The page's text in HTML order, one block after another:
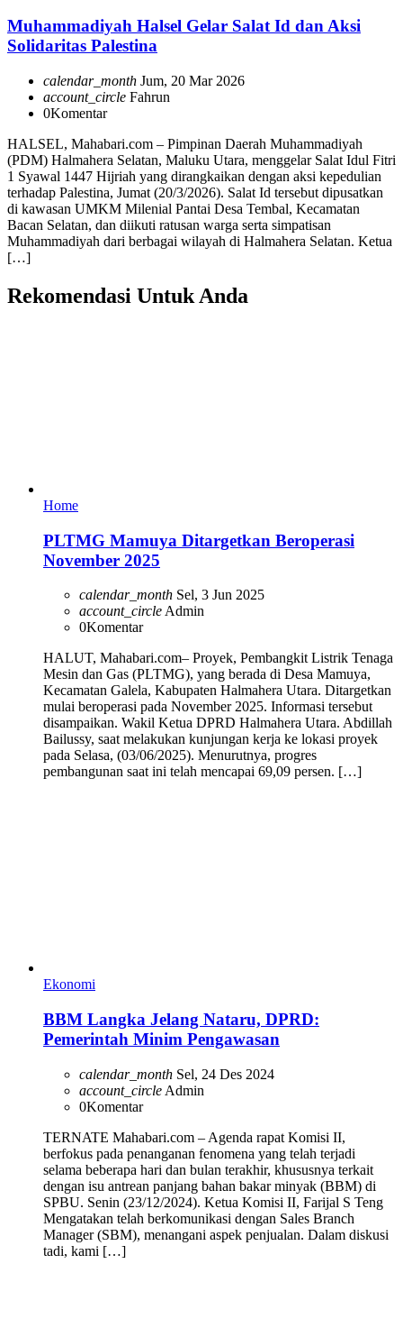
Muhammadiyah Halsel Gelar Salat Id dan Aksi
Solidaritas Palestina
calendar_month Jum, 20 Mar 2026
account_circle Fahrun
0Komentar
HALSEL, Mahabari.com – Pimpinan Daerah Muhammadiyah
(PDM) Halmahera Selatan, Maluku Utara, menggelar Salat Idul Fitri
1 Syawal 1447 Hijriah yang dirangkaikan dengan aksi kepedulian
terhadap Palestina, Jumat (20/3/2026). Salat Id tersebut dipusatkan
di kawasan UMKM Milenial Pantai Desa Tembal, Kecamatan
Bacan Selatan, dan diikuti ratusan warga serta simpatisan
Muhammadiyah dari berbagai wilayah di Halmahera Selatan. Ketua
[…]
Rekomendasi Untuk Anda
Home
PLTMG Mamuya Ditargetkan Beroperasi
November 2025
calendar_month Sel, 3 Jun 2025
account_circle Admin
0Komentar
HALUT, Mahabari.com– Proyek, Pembangkit Listrik Tenaga
Mesin dan Gas (PLTMG), yang berada di Desa Mamuya,
Kecamatan Galela, Kabupaten Halmahera Utara. Ditargetkan
mulai beroperasi pada November 2025. Informasi tersebut
disampaikan. Wakil Ketua DPRD Halmahera Utara. Abdillah
Bailussy, saat melakukan kunjungan kerja ke lokasi proyek
pada Selasa, (03/06/2025). Menurutnya, progres
pembangunan saat ini telah mencapai 69,09 persen. […]
Ekonomi
BBM Langka Jelang Nataru, DPRD:
Pemerintah Minim Pengawasan
calendar_month Sel, 24 Des 2024
account_circle Admin
0Komentar
TERNATE Mahabari.com – Agenda rapat Komisi II,
berfokus pada penanganan fenomena yang telah terjadi
selama beberapa hari dan bulan terakhir, khususnya terkait
dengan isu antrean panjang bahan bakar minyak (BBM) di
SPBU. Senin (23/12/2024). Ketua Komisi II, Farijal S Teng
Mengatakan telah berkomunikasi dengan Sales Branch
Manager (SBM), menangani aspek penjualan. Dalam diskusi
tadi, kami […]